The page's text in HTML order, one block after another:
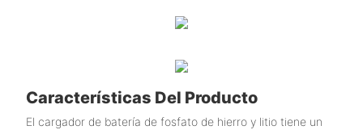
Características Del Producto
El cargador de batería de fosfato de hierro y litio tiene un